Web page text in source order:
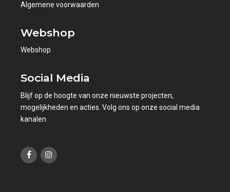
Algemene voorwaarden
Webshop
Webshop
Social Media
Blijf op de hoogte van onze nieuwste projecten,
mogelijkheden en acties. Volg ons op onze social media
kanalen